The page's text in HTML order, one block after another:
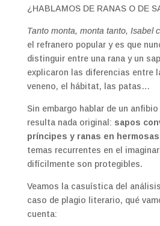
¿HABLAMOS DE RANAS O DE
Tanto monta, monta tanto, Isabel
el refranero popular y es que
distinguir entre una rana y un
explicaron las diferencias entre
veneno, el hábitat, las patas…
Sin embargo hablar de un
resulta nada original: sapos
príncipes y ranas en
temas recurrentes en el
difícilmente son protegibles.
Veamos la casuística del
caso de plagio literario, qué
cuenta: